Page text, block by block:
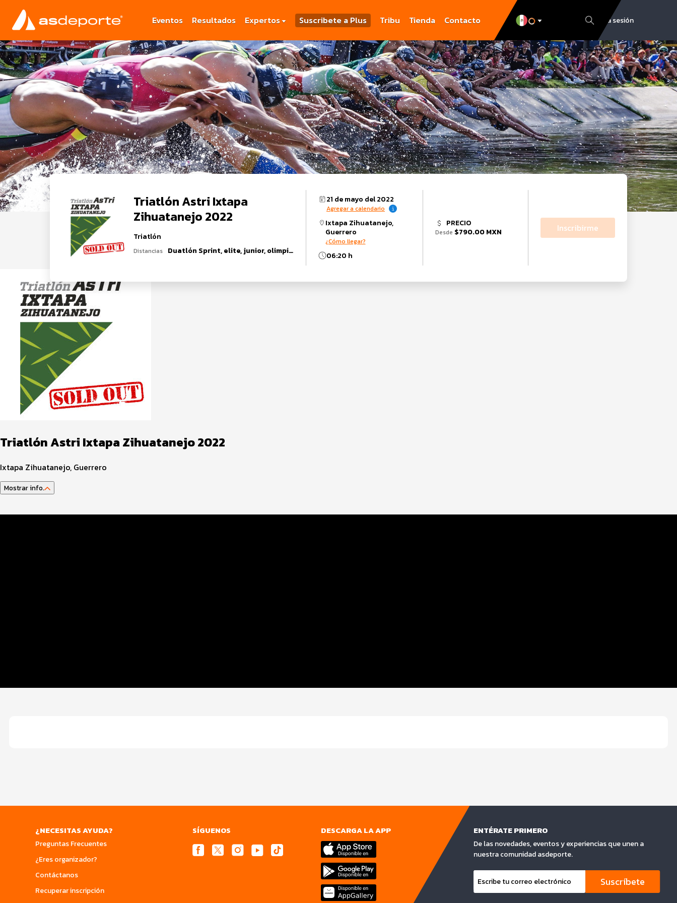
Eventos Resultados Expertos Suscribete a Plus Tribu Tienda Contacto Inicia sesión
Triatlón Astri Ixtapa
Zihuatanejo 2022
Triatlón
Distancias Duatlón Sprint, elite, junior, olimpico, relevos olimpico, relevos sprint, sprint, super sprint, Womanup
21 de mayo del 2022
Agregar a calendario
Ixtapa Zihuatanejo,
Guerrero
¿Cómo llegar?
06:20 h
PRECIO
Desde $790.00 MXN Inscribirme
Triatlón Astri Ixtapa Zihuatanejo 2022
Ixtapa Zihuatanejo, Guerrero
Mostrar info.
¿NECESITAS AYUDA?
Preguntas Frecuentes
¿Eres organizador?
Contáctanos
Recuperar inscripción
SÍGUENOS DESCARGA LA APP ENTÉRATE PRIMERO
De las novedades, eventos y experiencias que unen a
nuestra comunidad asdeporte.
Suscríbete